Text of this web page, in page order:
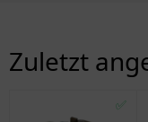
Zuletzt
✅